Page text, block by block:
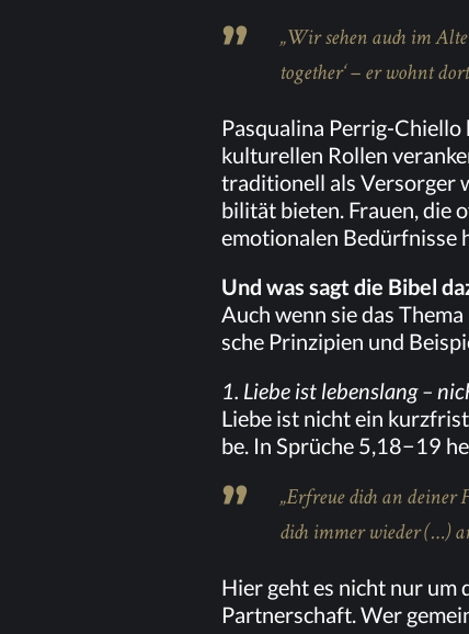
„Wir se­hen auch im
tog­e­ther‘ – er wohnt
Pas­qu­ali­na Per­rig-Chiel­lo
kul­tu­rel­len Rol­len
tra­di­tio­nell als Ver­sor­ger
bi­li­tät bie­ten. Frau­en, die
emo­tio­na­len Be­dürf­nis­se
Und was sagt die Bi­bel
Auch wenn sie das
sche Prin­zi­pi­en und
1. Lie­be ist le­bens­lang –
Lie­be ist nicht ein
be. In Sprü­che 5,18−19
„Er­freue dich an dei­ner
dich im­mer wie­der (…)
Hier geht es nicht nur um
Part­ner­schaft. Wer